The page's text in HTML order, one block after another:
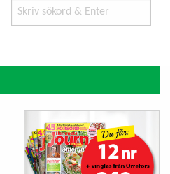
Search
for: